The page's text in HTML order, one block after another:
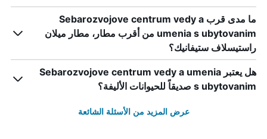
ما مدى قرب Sebarozvojove centrum vedy a
umenia s ubytovanim من أقرب مطار، مطار ميلان
راستيسلاف ستيفانيك؟
هل يعتبر Sebarozvojove centrum vedy a umenia
s ubytovanim صديقاً للحيوانات الأليفة؟
عرض المزيد من الأسئلة الشائعة